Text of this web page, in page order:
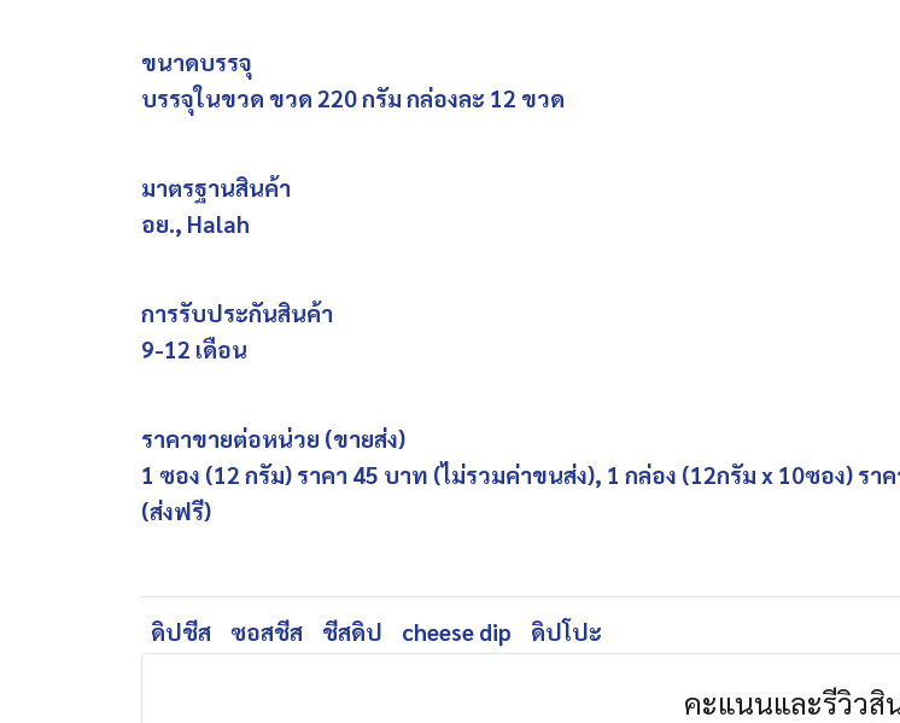
ขนาดบรรจุ
บรรจุในขวด ขวด 220 กรัม กล่องละ 12 ขวด
มาตรฐานสินค้า
อย., Halah
การรับประกันสินค้า
9-12 เดือน
ราคาขายต่อหน่วย (ขายส่ง)
1 ซอง (12 กรัม) ราคา 45 บาท (ไม่รวมค่าขนส่ง), 1 กล่อง (12กรัม x 10ซอง) รา
(ส่งฟรี)
ดิปชีส ซอสชีส ชีสดิป cheese dip ดิปโปะ
คะแนนและรีวิวสิ